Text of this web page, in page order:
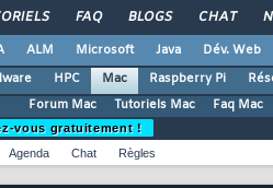
FAQ BLOGS CHAT
ALM Microsoft Java Dév. Web
HPC Mac Raspberry Pi
Forum Mac
Tutoriels Mac Faq Mac
vous gratuitement !
Agenda Chat Règles